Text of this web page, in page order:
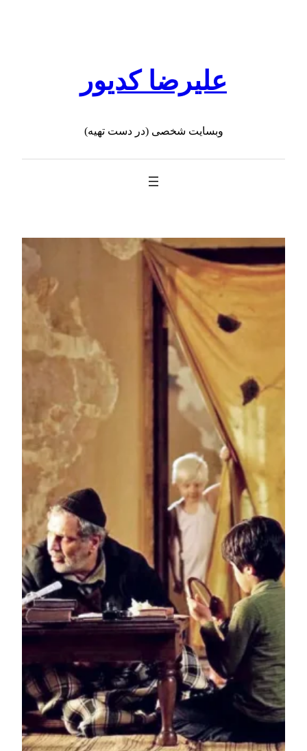
علیرضا کدیور
وبسایت شخصی (در دست تهیه)